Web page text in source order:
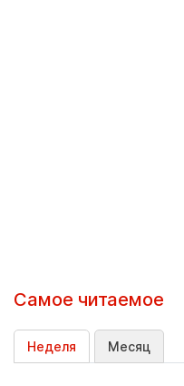
Самое читаемое
Неделя Месяц